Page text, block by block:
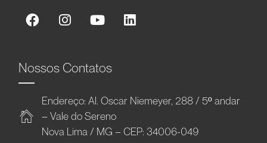
Nossos Contatos
Endereço: Al. Oscar Niemeyer, 288 / 5º andar
– Vale do Sereno
Nova Lima / MG – CEP: 34006-049